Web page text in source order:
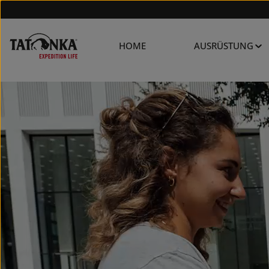
HOME AUSRÜSTUNG
BAGS AND COVERS Praktischen Kühltaschen und